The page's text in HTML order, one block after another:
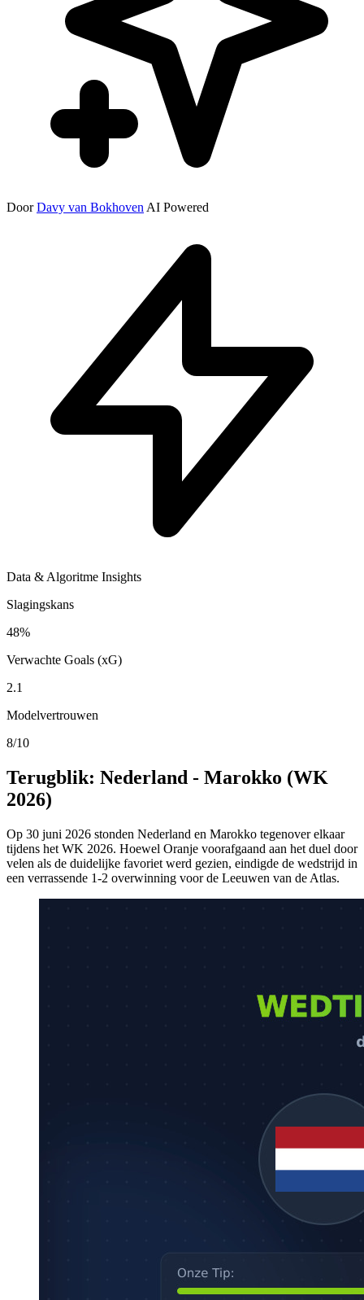
DoorDavy van Bokhoven AI Powered
Data & Algoritme Insights
Slagingskans
48%
Verwachte Goals (xG)
2.1
Modelvertrouwen
8/10
Terugblik: Nederland - Marokko (WK
2026)
Op 30 juni 2026 stonden Nederland en Marokko tegenover elkaar
tijdens het WK 2026. Hoewel Oranje voorafgaand aan het duel door
velen als de duidelijke favoriet werd gezien, eindigde de wedstrijd in
een verrassende 1-2 overwinning voor de Leeuwen van de Atlas.